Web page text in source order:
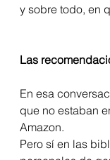
y sobre todo, en
Las
En esa
que no estaban
Amazon.
Pero sí en las